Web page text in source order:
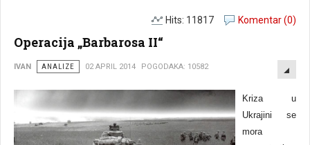
Komentar (0)
Hits: 11817
Operacija „Barbarosa II“
IVAN ANALIZE 02 APRIL 2014 POGODAKA: 10582
Kriza u
Ukrajini se
mora